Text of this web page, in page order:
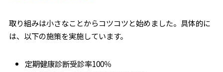
取り組みは小さなことからコツコツと始めました。具体的に
は、以下の施策を実施しています。
定期健康診断受診率100％